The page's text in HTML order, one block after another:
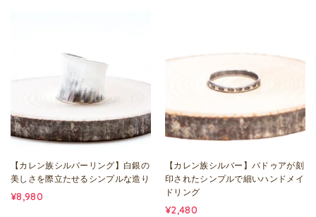
【カレン族シルバーリング】白銀の
美しさを際立たせるシンプルな造り
¥8,980
【カレン族シルバー】パドゥアが刻
印されたシンプルで細いハンドメイ
ドリング
¥2,480